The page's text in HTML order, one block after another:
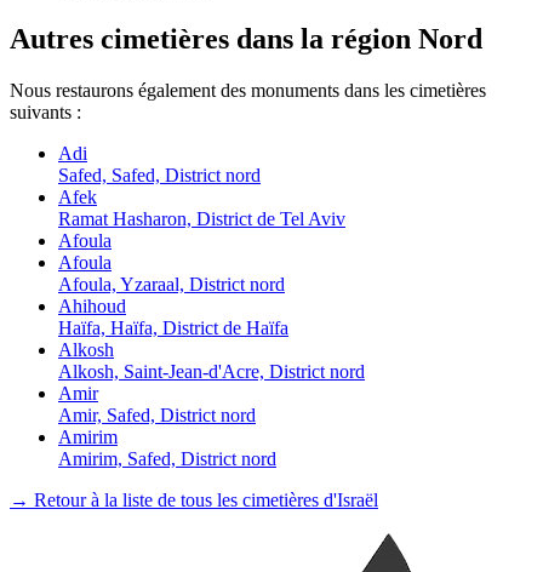
Autres cimetières dans la région Nord
Nous restaurons également des monuments dans les cimetières
suivants :
Adi
Safed, Safed, District nord
Afek
Ramat Hasharon, District de Tel Aviv
Afoula
Afoula
Afoula, Yzaraal, District nord
Ahihoud
Haïfa, Haïfa, District de Haïfa
Alkosh
Alkosh, Saint-Jean-d'Acre, District nord
Amir
Amir, Safed, District nord
Amirim
Amirim, Safed, District nord
→ Retour à la liste de tous les cimetières d'Israël